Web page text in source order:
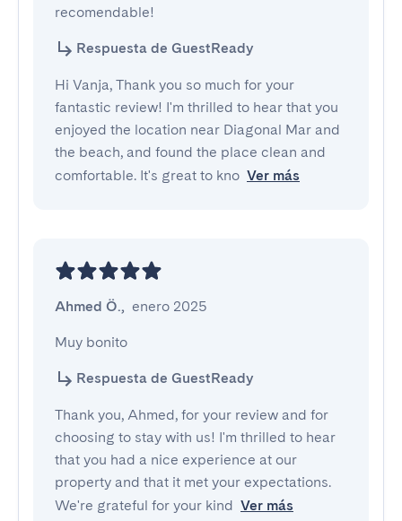
recomendable!
Respuesta de GuestReady
Hi Vanja, Thank you so much for your
fantastic review! I'm thrilled to hear that you
enjoyed the location near Diagonal Mar and
the beach, and found the place clean and
comfortable. It's great to kno Ver más
Ahmed Ö., enero 2025
Muy bonito
Respuesta de GuestReady
Thank you, Ahmed, for your review and for
choosing to stay with us! I'm thrilled to hear
that you had a nice experience at our
property and that it met your expectations.
We're grateful for your kind Ver más